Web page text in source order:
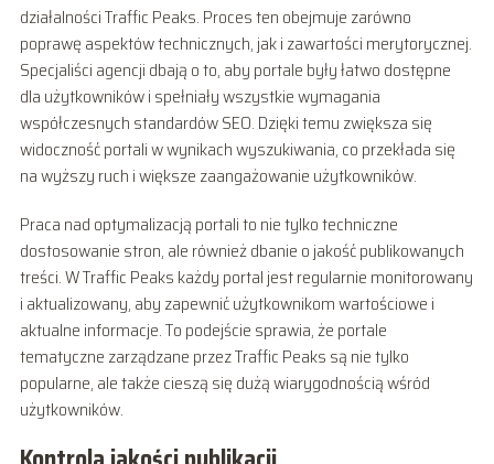
działalności Traffic Peaks. Proces ten obejmuje zarówno
poprawę aspektów technicznych, jak i zawartości merytorycznej.
Specjaliści agencji dbają o to, aby portale były łatwo dostępne
dla użytkowników i spełniały wszystkie wymagania
współczesnych standardów SEO. Dzięki temu zwiększa się
widoczność portali w wynikach wyszukiwania, co przekłada się
na wyższy ruch i większe zaangażowanie użytkowników.
Praca nad optymalizacją portali to nie tylko techniczne
dostosowanie stron, ale również dbanie o jakość publikowanych
treści. W Traffic Peaks każdy portal jest regularnie monitorowany
i aktualizowany, aby zapewnić użytkownikom wartościowe i
aktualne informacje. To podejście sprawia, że portale
tematyczne zarządzane przez Traffic Peaks są nie tylko
popularne, ale także cieszą się dużą wiarygodnością wśród
użytkowników.